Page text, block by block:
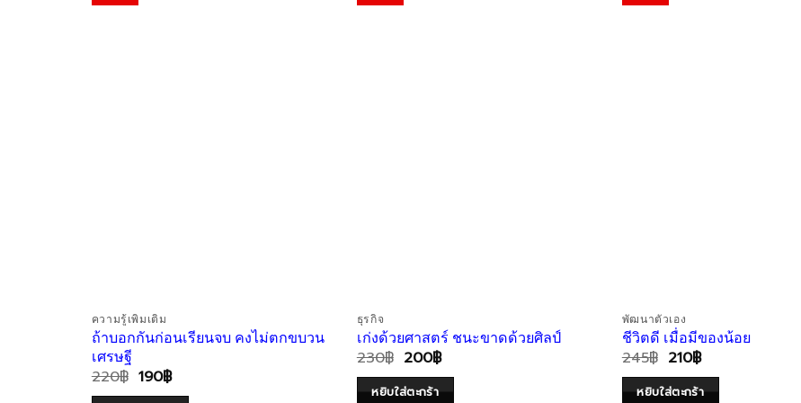
ความรู้เพิ่มเติม
ถ้าบอกกันก่อนเรียนจบ คงไม่ตกขบวน
เศรษฐี
220฿ 190฿
ธุรกิจ
เก่งด้วยศาสตร์ ชนะขาดด้วยศิลป์
230฿ 200฿
หยิบใส่ตะกร้า
พัฒนาตัวเอง
ชีวิตดี เมื่อมีของน้อย
245฿ 210฿
หยิบใส่ตะกร้า